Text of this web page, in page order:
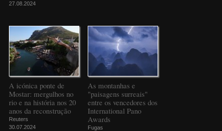
27.08.2024
A icónica ponte de
Mostar: mergulhos no
rio e na história nos 20
anos da reconstrução
Reuters
30.07.2024
As montanhas e
"paisagens surreais"
entre os vencedores dos
International Pano
Awards
Fugas